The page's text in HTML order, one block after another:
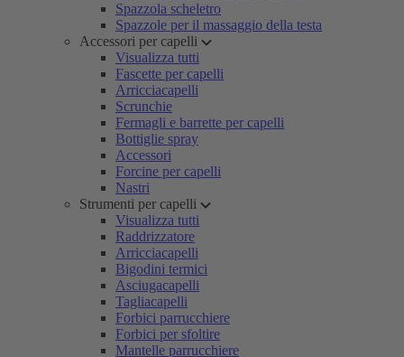
Spazzola scheletro
Spazzole per il massaggio della testa
Accessori per capelli
Visualizza tutti
Fascette per capelli
Arricciacapelli
Scrunchie
Fermagli e barrette per capelli
Bottiglie spray
Accessori
Forcine per capelli
Nastri
Strumenti per capelli
Visualizza tutti
Raddrizzatore
Arricciacapelli
Bigodini termici
Asciugacapelli
Tagliacapelli
Forbici parrucchiere
Forbici per sfoltire
Mantelle parrucchiere